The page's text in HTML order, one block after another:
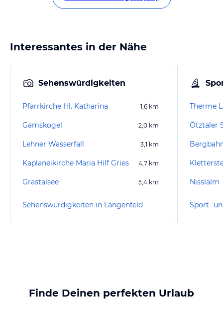
Interessantes in der Nähe
Sehenswürdigkeiten
Pfarrkirche Hl. Katharina 1,6 km
Gamskogel 2,0 km
Lehner Wasserfall 3,1 km
Kaplaneikirche Maria Hilf Gries 4,7 km
Grastalsee 5,4 km
Sehenswürdigkeiten in Längenfeld
Therme
Ötztaler
Nisslalm
Finde Deinen perfekten Urlaub